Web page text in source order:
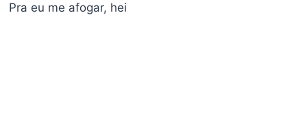
Pra eu me afogar, hei